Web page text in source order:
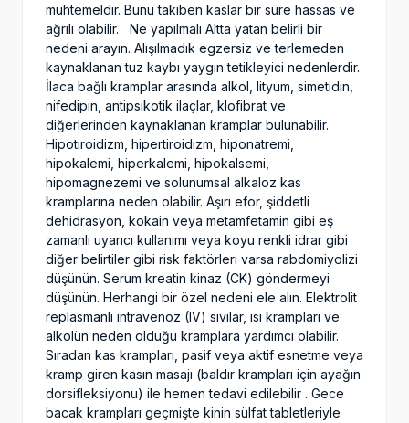
muhtemeldir. Bunu takiben kaslar bir süre hassas ve
ağrılı olabilir. Ne yapılmalı Altta yatan belirli bir
nedeni arayın. Alışılmadık egzersiz ve terlemeden
kaynaklanan tuz kaybı yaygın tetikleyici nedenlerdir.
İlaca bağlı kramplar arasında alkol, lityum, simetidin,
nifedipin, antipsikotik ilaçlar, klofibrat ve
diğerlerinden kaynaklanan kramplar bulunabilir.
Hipotiroidizm, hipertiroidizm, hiponatremi,
hipokalemi, hiperkalemi, hipokalsemi,
hipomagnezemi ve solunumsal alkaloz kas
kramplarına neden olabilir. Aşırı efor, şiddetli
dehidrasyon, kokain veya metamfetamin gibi eş
zamanlı uyarıcı kullanımı veya koyu renkli idrar gibi
diğer belirtiler gibi risk faktörleri varsa rabdomiyolizi
düşünün. Serum kreatin kinaz (CK) göndermeyi
düşünün. Herhangi bir özel nedeni ele alın. Elektrolit
replasmanlı intravenöz (IV) sıvılar, ısı krampları ve
alkolün neden olduğu kramplara yardımcı olabilir.
Sıradan kas krampları, pasif veya aktif esnetme veya
kramp giren kasın masajı (baldır krampları için ayağın
dorsifleksiyonu) ile hemen tedavi edilebilir . Gece
bacak krampları geçmişte kinin sülfat tabletleriyle